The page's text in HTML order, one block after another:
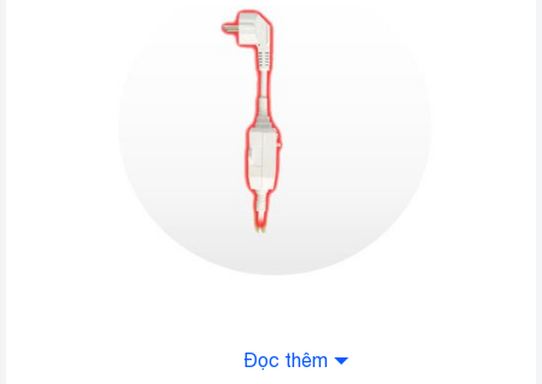
NÚT XOAY ĐIỀU CHỈNH NHIỆT
Đọc thêm